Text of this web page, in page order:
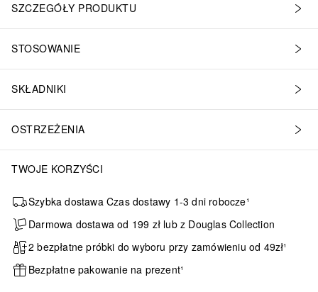
SZCZEGÓŁY PRODUKTU
STOSOWANIE
SKŁADNIKI
OSTRZEŻENIA
TWOJE KORZYŚCI
Szybka dostawa Czas dostawy 1-3 dni robocze¹
Darmowa dostawa od 199 zł lub z Douglas Collection
2 bezpłatne próbki do wyboru przy zamówieniu od 49zł¹
Bezpłatne pakowanie na prezent¹